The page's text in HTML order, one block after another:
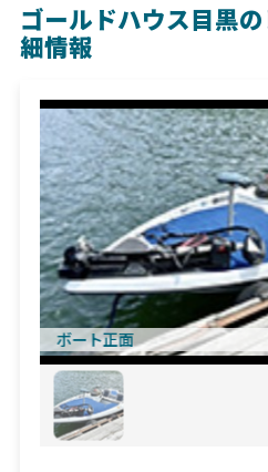
ゴールドハウス目黒
細情報
ボート正面